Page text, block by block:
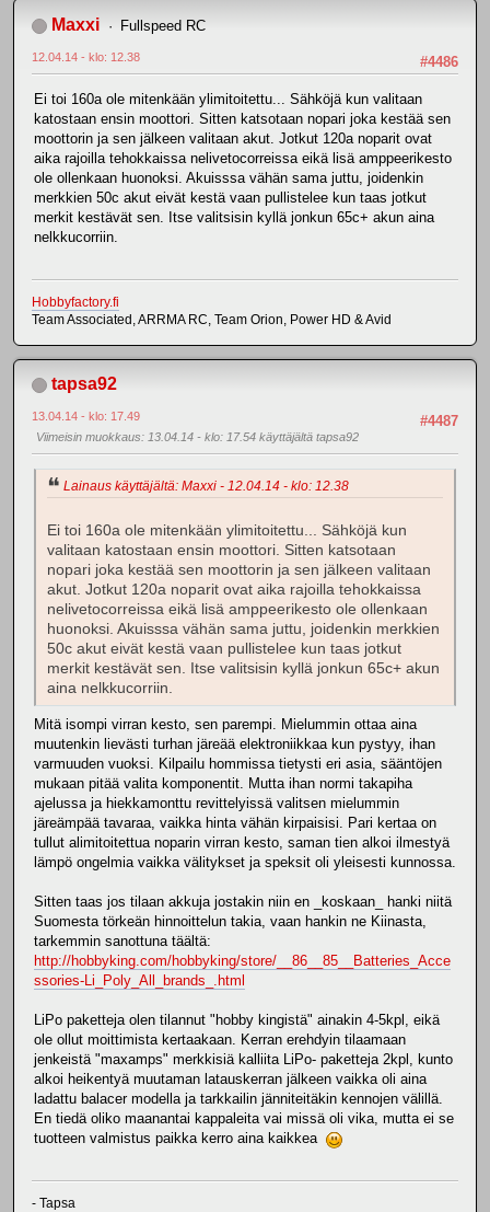
Maxxi Fullspeed RC
#4486
12.04.14 - klo: 12.38
Ei toi 160a ole mitenkään ylimitoitettu... Sähköjä kun valitaan
katostaan ensin moottori. Sitten katsotaan nopari joka kestää sen
moottorin ja sen jälkeen valitaan akut. Jotkut 120a noparit ovat
aika rajoilla tehokkaissa nelivetocorreissa eikä lisä amppeerikesto
ole ollenkaan huonoksi. Akuisssa vähän sama juttu, joidenkin
merkkien 50c akut eivät kestä vaan pullistelee kun taas jotkut
merkit kestävät sen. Itse valitsisin kyllä jonkun 65c+ akun aina
nelkkucorriin.
Hobbyfactory.fi
Team Associated, ARRMA RC, Team Orion, Power HD & Avid
tapsa92
#4487
13.04.14 - klo: 17.49
Viimeisin muokkaus: 13.04.14 - klo: 17.54 käyttäjältä tapsa92
Lainaus käyttäjältä: Maxxi - 12.04.14 - klo: 12.38
Ei toi 160a ole mitenkään ylimitoitettu... Sähköjä kun
valitaan katostaan ensin moottori. Sitten katsotaan
nopari joka kestää sen moottorin ja sen jälkeen valitaan
akut. Jotkut 120a noparit ovat aika rajoilla tehokkaissa
nelivetocorreissa eikä lisä amppeerikesto ole ollenkaan
huonoksi. Akuisssa vähän sama juttu, joidenkin merkkien
50c akut eivät kestä vaan pullistelee kun taas jotkut
merkit kestävät sen. Itse valitsisin kyllä jonkun 65c+ akun
aina nelkkucorriin.
Mitä isompi virran kesto, sen parempi. Mielummin ottaa aina
muutenkin lievästi turhan järeää elektroniikkaa kun pystyy, ihan
varmuuden vuoksi. Kilpailu hommissa tietysti eri asia, sääntöjen
mukaan pitää valita komponentit. Mutta ihan normi takapiha
ajelussa ja hiekkamonttu revittelyissä valitsen mielummin
järeämpää tavaraa, vaikka hinta vähän kirpaisisi. Pari kertaa on
tullut alimitoitettua noparin virran kesto, saman tien alkoi ilmestyä
lämpö ongelmia vaikka välitykset ja speksit oli yleisesti kunnossa.
Sitten taas jos tilaan akkuja jostakin niin en _koskaan_ hanki niitä
Suomesta törkeän hinnoittelun takia, vaan hankin ne Kiinasta,
tarkemmin sanottuna täältä:
http://hobbyking.com/hobbyking/store/__86__85__Batteries_Acce
ssories-Li_Poly_All_brands_.html
LiPo paketteja olen tilannut "hobby kingistä" ainakin 4-5kpl, eikä
ole ollut moittimista kertaakaan. Kerran erehdyin tilaamaan
jenkeistä "maxamps" merkkisiä kalliita LiPo- paketteja 2kpl, kunto
alkoi heikentyä muutaman latauskerran jälkeen vaikka oli aina
ladattu balacer modella ja tarkkailin jänniteitäkin kennojen välillä.
En tiedä oliko maanantai kappaleita vai missä oli vika, mutta ei se
tuotteen valmistus paikka kerro aina kaikkea
- Tapsa